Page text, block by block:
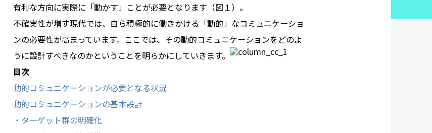
有利な方向に実際に「動かす」ことが必要となります（図１）。
不確実性が増す現代では、自ら積極的に働きかける「動的」なコミュニケーショ
ンの必要性が高まっています。ここでは、その動的コミュニケーションをどのよ
うに設計すべきなのかということを明らかにしていきます。
目次
動的コミュニケーションが必要となる状況
動的コミュニケーションの基本設計
・ターゲット群の明確化